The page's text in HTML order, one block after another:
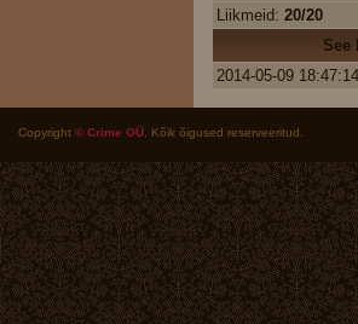
Liikmeid: 20/20
See
2014-05-09 18:47:14
Copyright © Crime OÜ . Kõik õigused reserveeritud.